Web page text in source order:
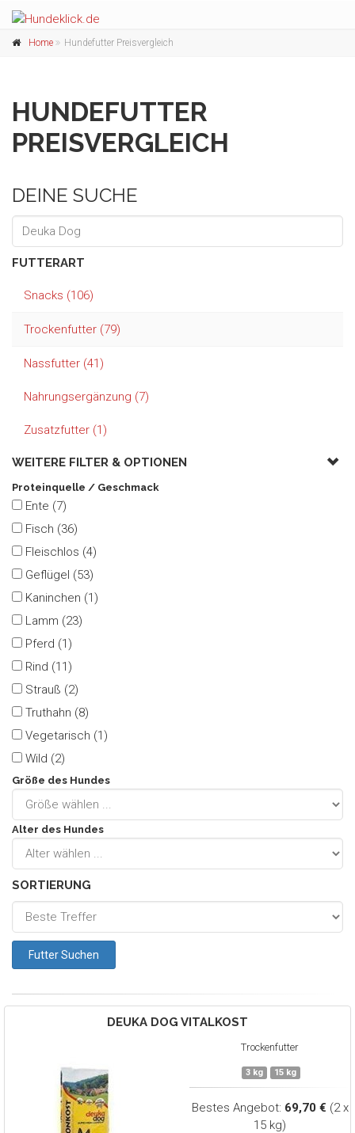
Home Hundefutter Preisvergleich
HUNDEFUTTER
PREISVERGLEICH
DEINE SUCHE
FUTTERART
Snacks (106)
Trockenfutter (79)
Nassfutter (41)
Nahrungsergänzung (7)
Zusatzfutter (1)
WEITERE FILTER & OPTIONEN
Proteinquelle / Geschmack
Ente (7)
Fisch (36)
Fleischlos (4)
Geflügel (53)
Kaninchen (1)
Lamm (23)
Pferd (1)
Rind (11)
Strauß (2)
Truthahn (8)
Vegetarisch (1)
Wild (2)
Größe des Hundes
Alter des Hundes
SORTIERUNG
DEUKA DOG VITALKOST
Trockenfutter
3 kg 15 kg
Bestes Angebot: 69,70 € (2 x
15 kg)